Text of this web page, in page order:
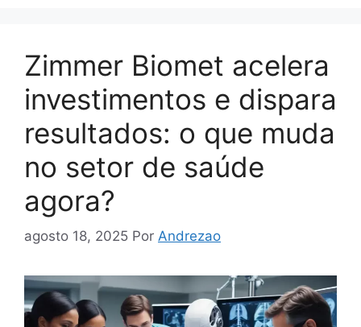
Zimmer Biomet acelera
investimentos e dispara
resultados: o que muda
no setor de saúde
agora?
agosto 18, 2025 Por Andrezao